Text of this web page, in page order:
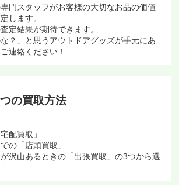
門スタッフがお客様の大切なお品の価値
します。
定結果が期待できます。
な？」と思うアウトドアグッズが手元にあ
連絡ください！
の買取方法
配買取」
の「店頭買取」
沢山あるときの「出張買取」の3つから選